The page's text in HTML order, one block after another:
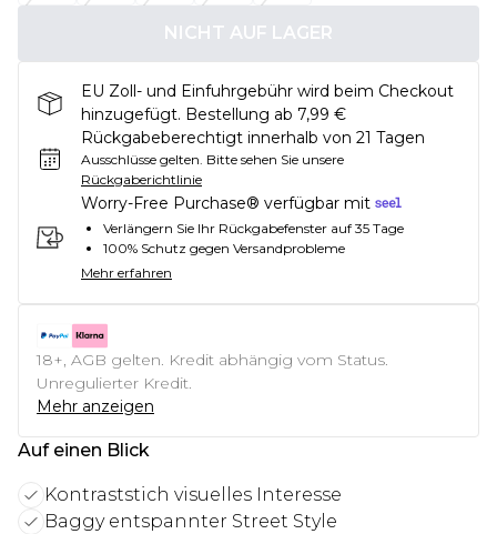
NICHT AUF LAGER
EU Zoll- und Einfuhrgebühr wird beim Checkout
hinzugefügt. Bestellung ab 7,99 €
Rückgabeberechtigt innerhalb von 21 Tagen
Ausschlüsse gelten. Bitte sehen Sie unsere
Rückgaberichtlinie
Worry-Free Purchase® verfügbar mit
Verlängern Sie Ihr Rückgabefenster auf 35 Tage
100% Schutz gegen Versandprobleme
Mehr erfahren
18+, AGB gelten. Kredit abhängig vom Status.
Unregulierter Kredit.
Mehr anzeigen
Auf einen Blick
Kontraststich visuelles Interesse
Baggy entspannter Street Style